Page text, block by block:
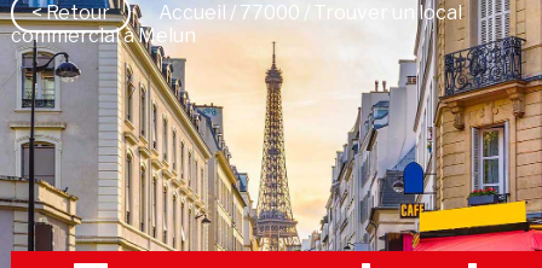
< Retour Accueil / 77000 / Trouver un local
commercial à Melun